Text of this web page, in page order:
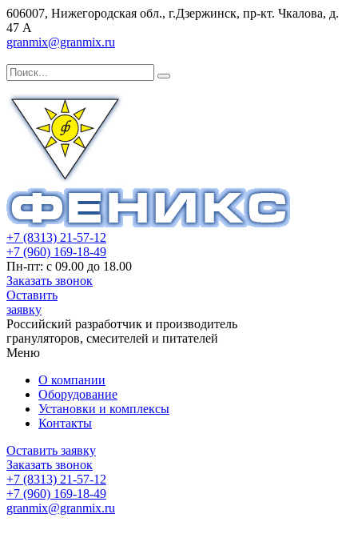
606007, Нижегородская обл., г.Дзержинск, пр-кт. Чкалова, д.
47 А
granmix@granmix.ru
+7 (8313) 21-57-12
+7 (960) 169-18-49
Пн-пт: с 09.00 до 18.00
Заказать звонок
Оставить
заявку
Российский разработчик и производитель
грануляторов, смесителей и питателей
Меню
О компании
Оборудование
Установки и комплексы
Контакты
Оставить заявку
Заказать звонок
+7 (8313) 21-57-12
+7 (960) 169-18-49
granmix@granmix.ru